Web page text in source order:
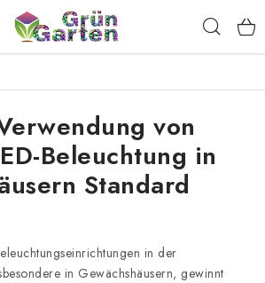
DEN HEIMANBAU
von
Beleuchtung in
Standard
in der
in Gewächshäusern, gewinnt